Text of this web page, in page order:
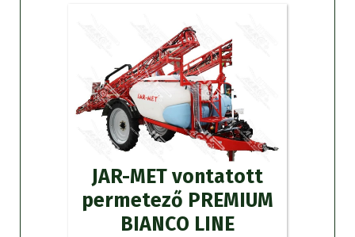
JAR-MET vontatott
permetező PREMIUM
BIANCO LINE